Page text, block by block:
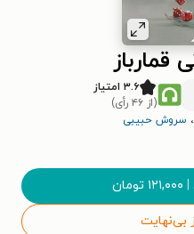
۳.۶ امتیاز
(از ۴۶ رأی)
، سروش حبیبی
| ۱۲۱,۰۰۰ تومان
بی‌نهایت